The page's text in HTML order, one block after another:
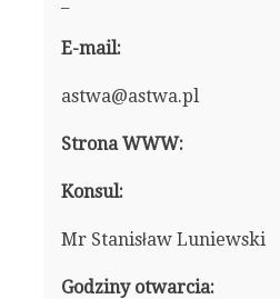
E-mail:
astwa@astwa.pl
Strona WWW:
Konsul:
Mr Stanisław Luniewski
Godziny otwarcia: